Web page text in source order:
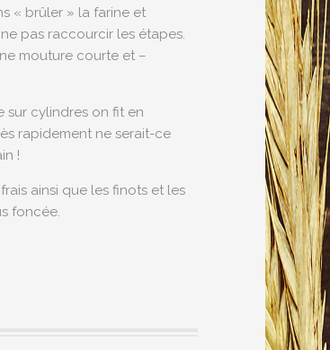
« brûler » la farine et
pas raccourcir les étapes.
mouture courte et –
sur cylindres on fit en
rapidement ne serait-ce
!
ainsi que les finots et les
foncée.